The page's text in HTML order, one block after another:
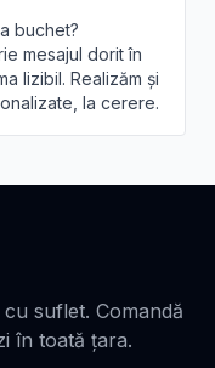
buchet?
mesajul dorit în
lizibil. Realizăm și
la cerere.
suflet. Comandă
în toată țara.